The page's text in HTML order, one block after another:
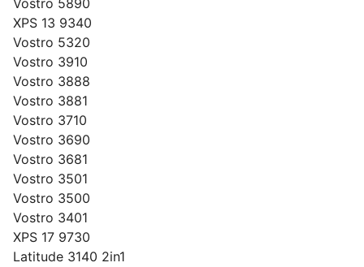
Vostro 5890
XPS 13 9340
Vostro 5320
Vostro 3910
Vostro 3888
Vostro 3881
Vostro 3710
Vostro 3690
Vostro 3681
Vostro 3501
Vostro 3500
Vostro 3401
XPS 17 9730
Latitude 3140 2in1